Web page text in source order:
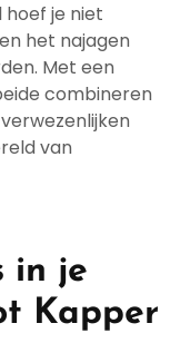
je niet
het najagen
Met een
combineren
van
in je
Kapper